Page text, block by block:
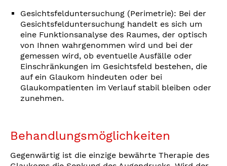
Gesichtsfelduntersuchung (Perimetrie): Bei der
Gesichtsfelduntersuchung handelt es sich um
eine Funktionsanalyse des Raumes, der optisch
von Ihnen wahrgenommen wird und bei der
gemessen wird, ob eventuelle Ausfälle oder
Einschränkungen im Gesichtsfeld bestehen, die
auf ein Glaukom hindeuten oder bei
Glaukompatienten im Verlauf stabil bleiben oder
zunehmen.
Behandlungsmöglichkeiten
Gegenwärtig ist die einzige bewährte Therapie des